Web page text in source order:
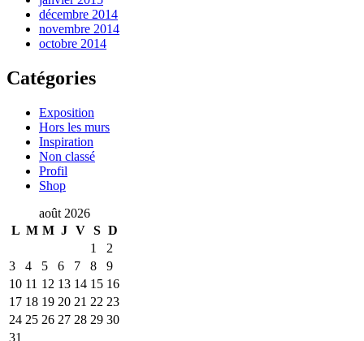
décembre 2014
novembre 2014
octobre 2014
Catégories
Exposition
Hors les murs
Inspiration
Non classé
Profil
Shop
août 2026
L M M J V S D
1
2
3
4 5 6 7 8
9
10 11 12 13 14 15 16
17 18 19 20 21 22 23
24 25 26 27 28 29 30
31